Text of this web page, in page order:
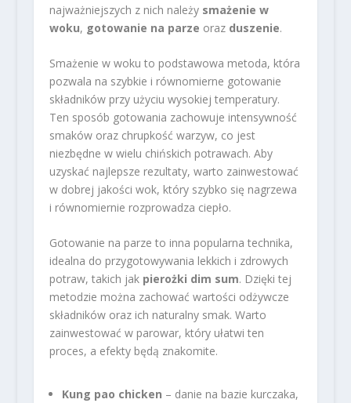
najważniejszych z nich należy smażenie w
woku, gotowanie na parze oraz duszenie.
Smażenie w woku to podstawowa metoda, która
pozwala na szybkie i równomierne gotowanie
składników przy użyciu wysokiej temperatury.
Ten sposób gotowania zachowuje intensywność
smaków oraz chrupkość warzyw, co jest
niezbędne w wielu chińskich potrawach. Aby
uzyskać najlepsze rezultaty, warto zainwestować
w dobrej jakości wok, który szybko się nagrzewa
i równomiernie rozprowadza ciepło.
Gotowanie na parze to inna popularna technika,
idealna do przygotowywania lekkich i zdrowych
potraw, takich jak pierożki dim sum. Dzięki tej
metodzie można zachować wartości odżywcze
składników oraz ich naturalny smak. Warto
zainwestować w parowar, który ułatwi ten
proces, a efekty będą znakomite.
Kung pao chicken – danie na bazie kurczaka,